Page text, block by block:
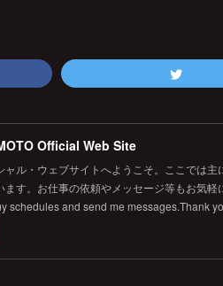
Official Web Site
ャル・ウェブサイトへようこそ。ここでは
ます。お仕事の依頼やメッセージ等もお気
schedules and send me messages.Thank